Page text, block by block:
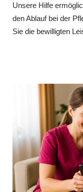
Unsere Hilfe
den Ablauf bei der
Sie die bewilligten